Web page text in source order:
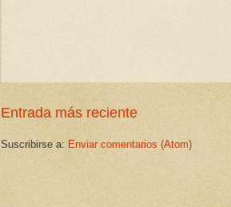
Entrada más reciente
Suscribirse a: Enviar comentarios (Atom)